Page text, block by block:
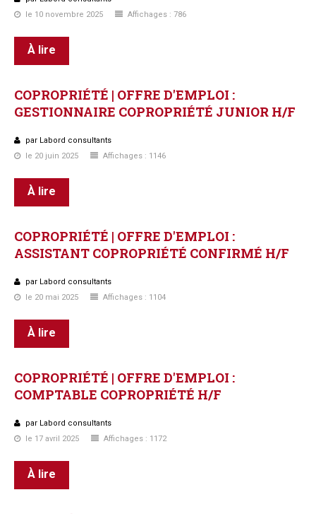
le 10 novembre 2025
Affichages : 786
À lire
COPROPRIÉTÉ | OFFRE D'EMPLOI :
GESTIONNAIRE COPROPRIÉTÉ JUNIOR H/F
par Labord consultants
le 20 juin 2025
Affichages : 1146
À lire
COPROPRIÉTÉ | OFFRE D'EMPLOI :
ASSISTANT COPROPRIÉTÉ CONFIRMÉ H/F
par Labord consultants
le 20 mai 2025
Affichages : 1104
À lire
COPROPRIÉTÉ | OFFRE D'EMPLOI :
COMPTABLE COPROPRIÉTÉ H/F
par Labord consultants
le 17 avril 2025
Affichages : 1172
À lire